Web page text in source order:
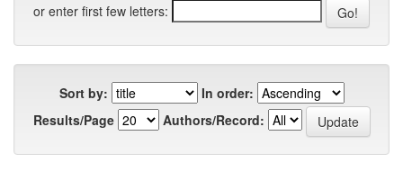
or enter first few letters:
Sort by:
In order:
Results/Page
Authors/Record: